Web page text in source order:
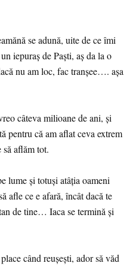
se adună, uite de ce îmi
iepuraș de Paști, aș da la o
nu am loc, fac tranșee…. așa
câteva milioane de ani, și
pentru că am aflat ceva extrem
aflăm tot.
lume și totuși atâția oameni
afle ce e afară, încât dacă te
de tine… Iaca se termină și
când reușești, ador să văd